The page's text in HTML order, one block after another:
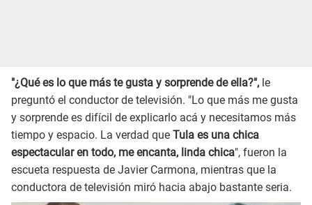
"¿Qué es lo que más te gusta y sorprende de ella?", le
preguntó el conductor de televisión. "Lo que más me gusta
y sorprende es difícil de explicarlo acá y necesitamos más
tiempo y espacio. La verdad que Tula es una chica
espectacular en todo, me encanta, linda chica", fueron la
escueta respuesta de Javier Carmona, mientras que la
conductora de televisión miró hacia abajo bastante seria.